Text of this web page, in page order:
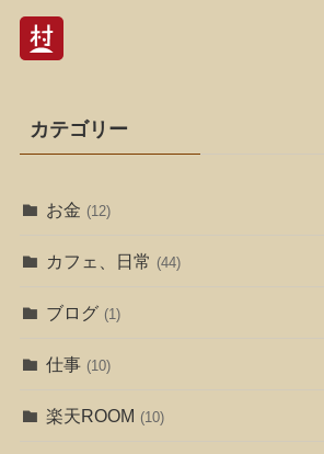
カテゴリー
お金 (12)
カフェ、日常 (44)
ブログ (1)
仕事 (10)
楽天ROOM (10)